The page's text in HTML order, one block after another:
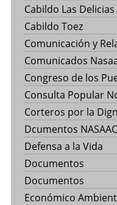
Cabildo Las Delicias
Cabildo Toez
Comunicación y
Comunicados
Congreso de los
Consulta Popular
Corteros por la
Dcumentos
Defensa a la Vida
Documentos
Documentos
Económico